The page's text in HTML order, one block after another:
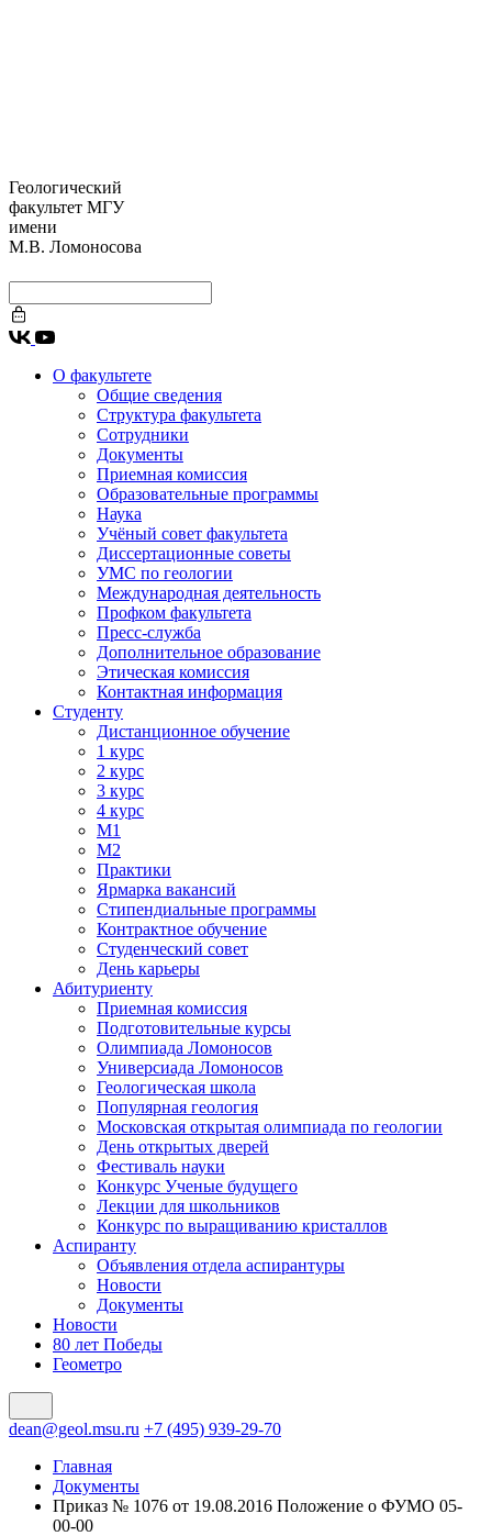
Геологический
факультет МГУ
имени
М.В. Ломоносова
О факультете
Общие сведения
Структура факультета
Сотрудники
Документы
Приемная комиссия
Образовательные программы
Наука
Учёный совет факультета
Диссертационные советы
УМС по геологии
Международная деятельность
Профком факультета
Пресс-служба
Дополнительное образование
Этическая комиссия
Контактная информация
Студенту
Дистанционное обучение
1 курс
2 курс
3 курс
4 курс
М1
М2
Практики
Ярмарка вакансий
Стипендиальные программы
Контрактное обучение
Студенческий совет
День карьеры
Абитуриенту
Приемная комиссия
Подготовительные курсы
Олимпиада Ломоносов
Универсиада Ломоносов
Геологическая школа
Популярная геология
Московская открытая олимпиада по геологии
День открытых дверей
Фестиваль науки
Конкурс Ученые будущего
Лекции для школьников
Конкурс по выращиванию кристаллов
Аспиранту
Объявления отдела аспирантуры
Новости
Документы
Новости
80 лет Победы
Геометро
dean@geol.msu.ru +7 (495) 939-29-70
Главная
Документы
Приказ № 1076 от 19.08.2016 Положение о ФУМО 05-
00-00